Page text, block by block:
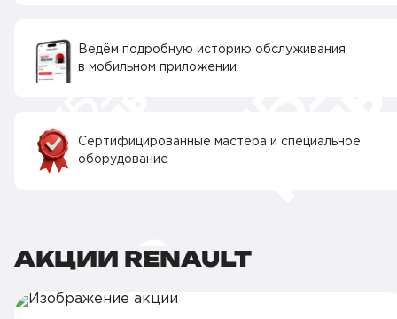
Ведём подробную историю обслуживания
в мобильном приложении
Сертифицированные мастера и специальное
оборудование
АКЦИИ RENAULT